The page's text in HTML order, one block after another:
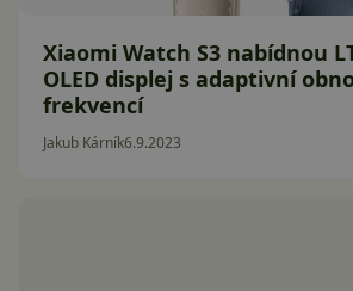
Xiaomi Watch S3 nabídnou
OLED displej s adaptivní
frekvencí
Jakub Kárník6.9.2023